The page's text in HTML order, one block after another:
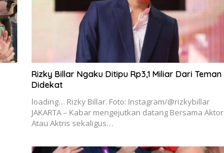
Rizky Billar Ngaku Ditipu Rp3,1 Miliar Dari Teman
Didekat
loading… Rizky Billar. Foto: Instagram/@rizkybillar
JAKARTA – Kabar mengejutkan datang Bersama Aktor
Atau Aktris sekaligus…